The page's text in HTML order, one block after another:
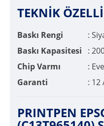
TEKNİK
Baskı Rengi
:
Baskı Kapasitesi
:
Chip Varmı
:
Garanti
: 12
PRINTPEN